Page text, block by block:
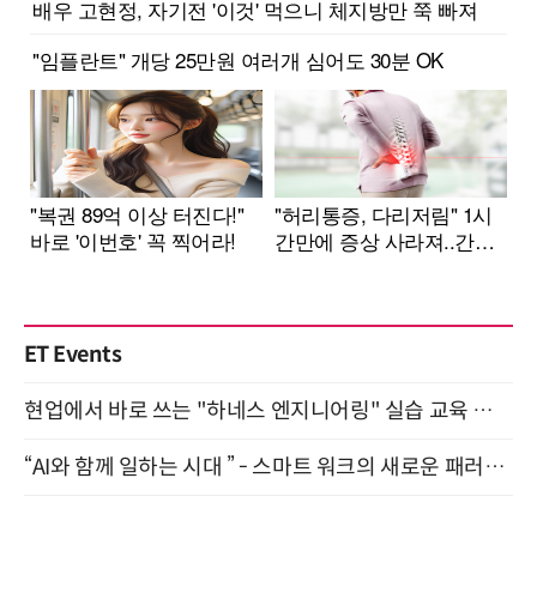
ET Events
현업에서 바로 쓰는 "하네스 엔지니어링" 실습 교육 워크숍 8월 20일 개최
“AI와 함께 일하는 시대 ” - 스마트 워크의 새로운 패러다임 (9/11)